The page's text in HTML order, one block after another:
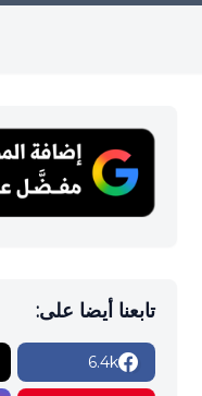
تابعنا أيضا على:
6.4k